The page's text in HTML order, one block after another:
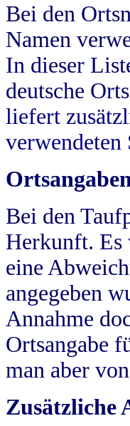
Bei den
Namen
In dieser
deutsche
liefert
verwendeten
Bei den
Herkunft. Es
eine
angegeben
Annahme
Ortsangabe
man aber
Zusätzliche